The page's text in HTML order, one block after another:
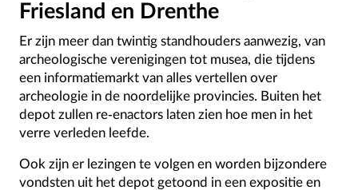
Friesland en Drenthe
Er zijn meer dan twintig standhouders aanwezig, van
archeologische verenigingen tot musea, die tijdens
een informatiemarkt van alles vertellen over
archeologie in de noordelijke provincies. Buiten het
depot zullen re-enactors laten zien hoe men in het
verre verleden leefde.
Ook zijn er lezingen te volgen en worden bijzondere
vondsten uit het depot getoond in een expositie en